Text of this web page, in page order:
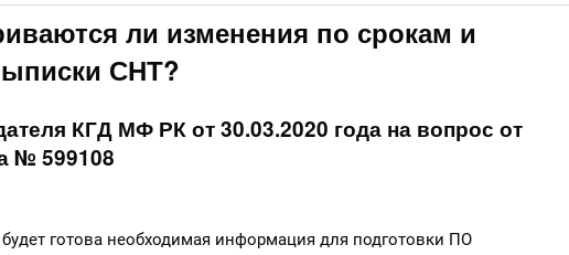
ли изменения по срокам и
СНТ?
КГД МФ РК от 30.03.2020 года на вопрос от
№ 599108
готова необходимая информация для подготовки ПО